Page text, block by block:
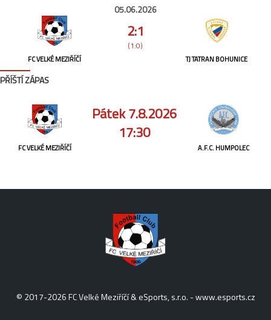
FC VELKÉ MEZIŘÍČÍ
05.06.2026
2:1
(1:0)
TJ TATRAN BOHUNICE
PŘÍŠTÍ ZÁPAS
FC VELKÉ MEZIŘÍČÍ
Pátek 7.8.2026
17:30
A.F.C. HUMPOLEC
© 2017-2026 FC Velké Meziříčí & eSports, s.r.o. -www.esports.cz